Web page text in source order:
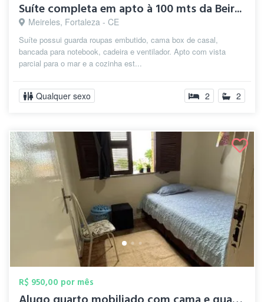
Suíte completa em apto à 100 mts da Beir...
Meireles, Fortaleza - CE
Suíte possui guarda roupas embutido, cama box de casal,
bancada para notebook, cadeira e ventilador. Apto com vista
parcial para o mar e a cozinha est...
Qualquer sexo 2 2
R$ 950,00 por mês